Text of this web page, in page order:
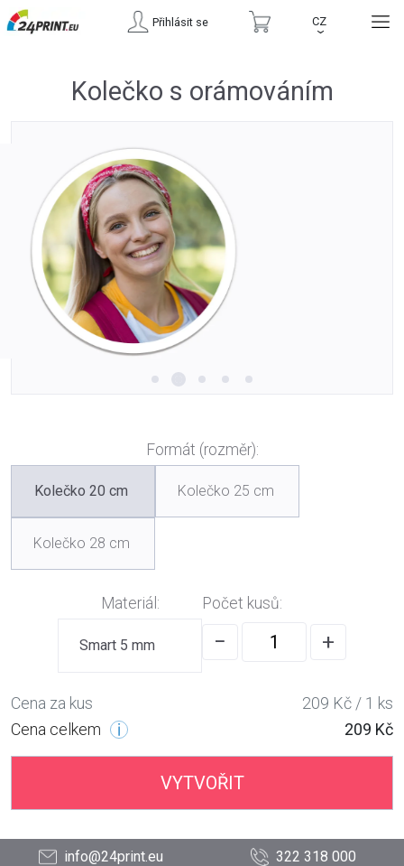
Přihlásit se CZ
›
Kolečko s orámováním
Formát (rozměr):
Kolečko 20 cm Kolečko 25 cm
Kolečko 28 cm
Materiál:
Smart 5 mm
Počet kusů:
− +
Cena za kus
209 Kč / 1 ks
Cena celkem
209 Kč
VYTVOŘIT
info@24print.eu 322 318 000